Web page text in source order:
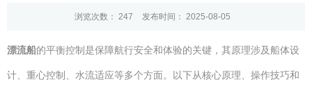
浏览次数： 247 发布时间： 2025-08-05
漂流船的平衡控制是保障航行安全和体验的关键，其原理涉及船体设
计、重心控制、水流适应等多个方面。以下从核心原理、操作技巧和